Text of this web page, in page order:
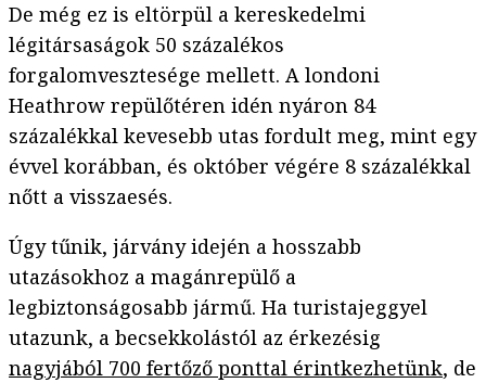
De még ez is eltörpül a kereskedelmi
légitársaságok 50 százalékos
forgalomvesztesége mellett. A londoni
Heathrow repülőtéren idén nyáron 84
százalékkal kevesebb utas fordult meg, mint egy
évvel korábban, és október végére 8 százalékkal
nőtt a visszaesés.
Úgy tűnik, járvány idején a hosszabb
utazásokhoz a magánrepülő a
legbiztonságosabb jármű. Ha turistajeggyel
utazunk, a becsekkolástól az érkezésig
nagyjából 700 fertőző ponttal érintkezhetünk, de